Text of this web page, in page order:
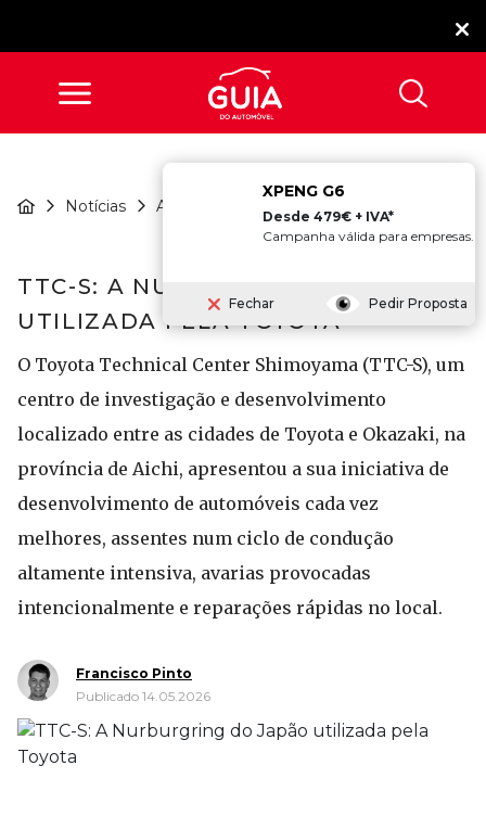
Notícias Atualidade
TTC-S: A Nurburgring Do
Japão ...
TTC-S: A NURBURGRING DO JAPÃO
UTILIZADA PELA TOYOTA
O Toyota Technical Center Shimoyama (TTC-S), um
centro de investigação e desenvolvimento
localizado entre as cidades de Toyota e Okazaki, na
província de Aichi, apresentou a sua iniciativa de
desenvolvimento de automóveis cada vez
melhores, assentes num ciclo de condução
altamente intensiva, avarias provocadas
intencionalmente e reparações rápidas no local.
Francisco Pinto
Publicado 14.05.2026
XPENG G6
Desde 479€ + IVA*
Campanha válida para empresas.
Fechar Pedir Proposta